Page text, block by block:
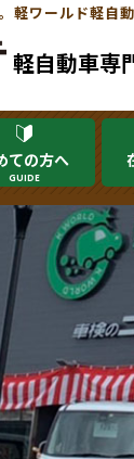
軽ワールド軽自
軽自動車専
ての方へ
GUIDE